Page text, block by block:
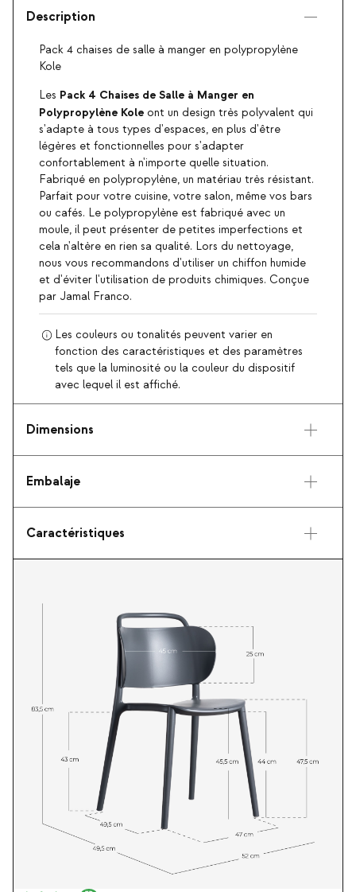
Description
Pack 4 chaises de salle à manger en polypropylène
Kole
Les Pack 4 Chaises de Salle à Manger en
Polypropylène Kole ont un design très polyvalent qui
s'adapte à tous types d'espaces, en plus d'être
légères et fonctionnelles pour s'adapter
confortablement à n'importe quelle situation.
Fabriqué en polypropylène, un matériau très résistant.
Parfait pour votre cuisine, votre salon, même vos bars
ou cafés. Le polypropylène est fabriqué avec un
moule, il peut présenter de petites imperfections et
cela n'altère en rien sa qualité. Lors du nettoyage,
nous vous recommandons d'utiliser un chiffon humide
et d'éviter l'utilisation de produits chimiques. Conçue
par Jamal Franco.
Les couleurs ou tonalités peuvent varier en
fonction des caractéristiques et des paramètres
tels que la luminosité ou la couleur du dispositif
avec lequel il est affiché.
Dimensions
Embalaje
Caractéristiques